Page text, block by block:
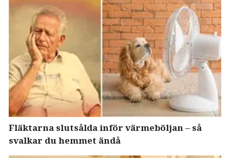
Fläktarna slutsålda inför värmeböljan – så
svalkar du hemmet ändå